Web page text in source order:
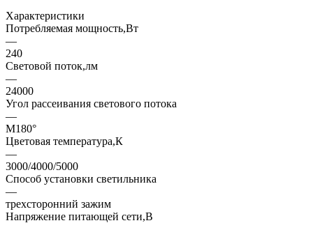
Характеристики
Потребляемая мощность,Вт
—
240
Световой поток,лм
—
24000
Угол рассеивания светового потока
—
М180°
Цветовая температура,К
—
3000/4000/5000
Способ установки светильника
—
трехсторонний зажим
Напряжение питающей сети,В